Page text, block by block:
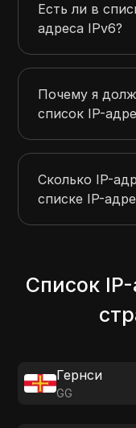
Есть ли в
адреса IPv6?
Почему я
список IP-
Сколько IP-
списке IP-
Список
Гернси
GG